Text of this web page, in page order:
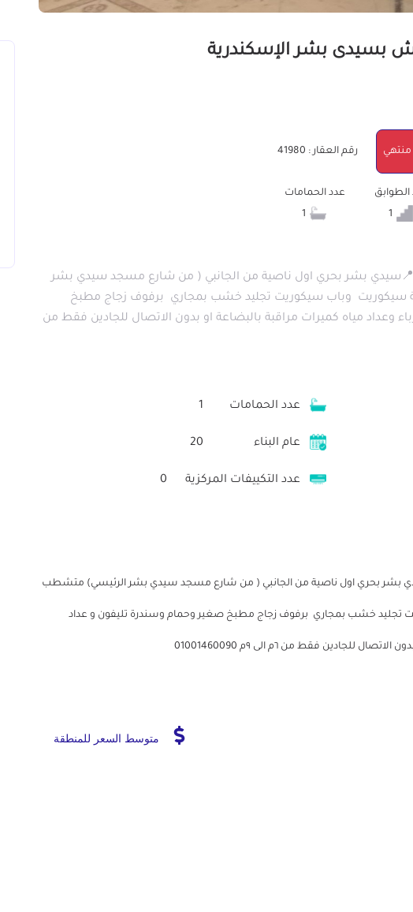
منتهي رقم العقار : 41980
الطوابق
عدد الحمامات
٢٠م ناصية ( مكتبة ) 📍سيدي بشر بحري اول ناصية من الجانبي ( من شارع مسجد سيدي بشر
متشطب سوبر لوكس ٢ واجهة سيكوريت وباب سيكوريت تجليد خشب بمجاري برفوف زجاج مطبخ
وعداد مياه كميرات مراقبة بالبضاعة او بدون الاتصال للجادين فقط من
عدد الحمامات 1
عام البناء 20
عدد التكييفات المركزية 0
( مكتبة ) 📍سيدي بشر بحري اول ناصية من الجانبي ( من شارع مسجد سيدي بشر الرئيسي) متشطب
سيكوريت تجليد خشب بمجاري برفوف زجاج مطبخ صغير وحمام وسندرة تليفون و عداد
فقط من ٦م الى ٩م 01001460090
متوسط السعر للمنطقة